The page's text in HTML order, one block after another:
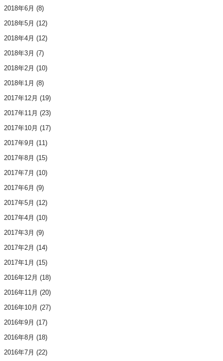
2018年6月 (8)
2018年5月 (12)
2018年4月 (12)
2018年3月 (7)
2018年2月 (10)
2018年1月 (8)
2017年12月 (19)
2017年11月 (23)
2017年10月 (17)
2017年9月 (11)
2017年8月 (15)
2017年7月 (10)
2017年6月 (9)
2017年5月 (12)
2017年4月 (10)
2017年3月 (9)
2017年2月 (14)
2017年1月 (15)
2016年12月 (18)
2016年11月 (20)
2016年10月 (27)
2016年9月 (17)
2016年8月 (18)
2016年7月 (22)